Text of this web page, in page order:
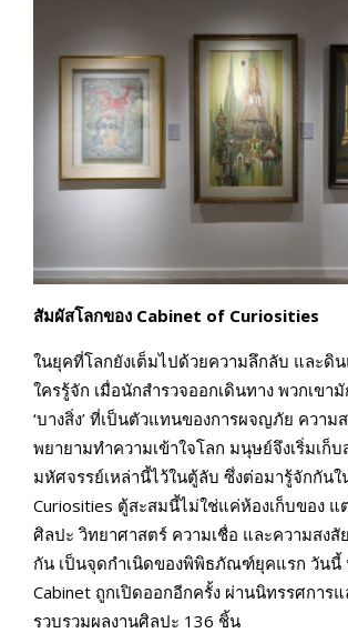
สัมผัสโลกของ Cabinet of Curiosities
ในยุคที่โลกยังเต็มไปด้วยความลึกลับ และดิ
ใครรู้จัก เมื่อนักสำรวจออกเดินทาง พวกเขา
‘บางสิ่ง’ ที่เป็นตัวแทนของการผจญภัย ความ
พยายามทำความเข้าใจโลก มนุษย์จึงเริ่มเก็บ
มหัศจรรย์เหล่านี้ไว้ในตู้ลับ ซึ่งต่อมารู้จักกันใ
Curiosities ตู้สะสมนี้ไม่ใช่แค่ห้องเก็บของ
ศิลปะ วิทยาศาสตร์ ความเชื่อ และความสงสั
กัน เป็นจุดกำเนิดของพิพิธภัณฑ์ยุคแรก วันนี้
Cabinet ถูกเปิดออกอีกครั้ง ผ่านนิทรรศการ
รวบรวมผลงานศิลปะ 136 ชิ้น